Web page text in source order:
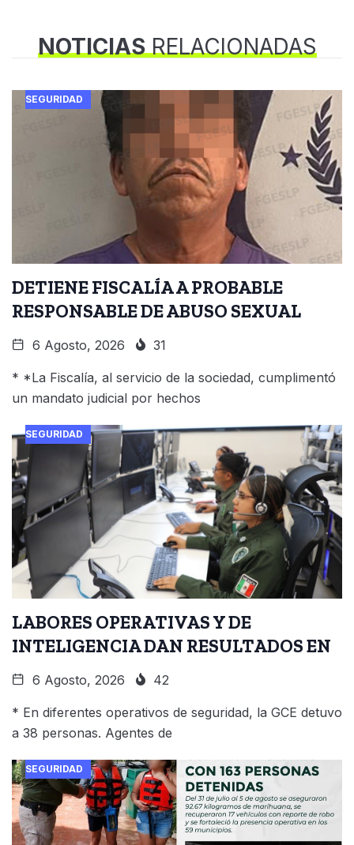
NOTICIASRELACIONADAS
SEGURIDAD
DETIENE FISCALÍA A PROBABLE
RESPONSABLE DE ABUSO SEXUAL
6 Agosto, 2026 31
* *La Fiscalía, al servicio de la sociedad, cumplimentó
un mandato judicial por hechos
SEGURIDAD
LABORES OPERATIVAS Y DE
INTELIGENCIA DAN RESULTADOS EN
6 Agosto, 2026 42
* En diferentes operativos de seguridad, la GCE detuvo
a 38 personas. Agentes de
SEGURIDAD